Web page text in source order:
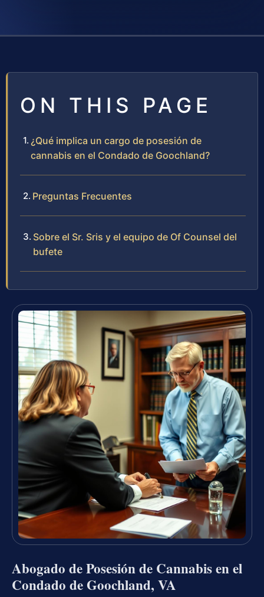
ON THIS PAGE
¿Qué implica un cargo de posesión de
cannabis en el Condado de Goochland?
Preguntas Frecuentes
Sobre el Sr. Sris y el equipo de Of Counsel del
bufete
Abogado de Posesión de Cannabis en el
Condado de Goochland, VA